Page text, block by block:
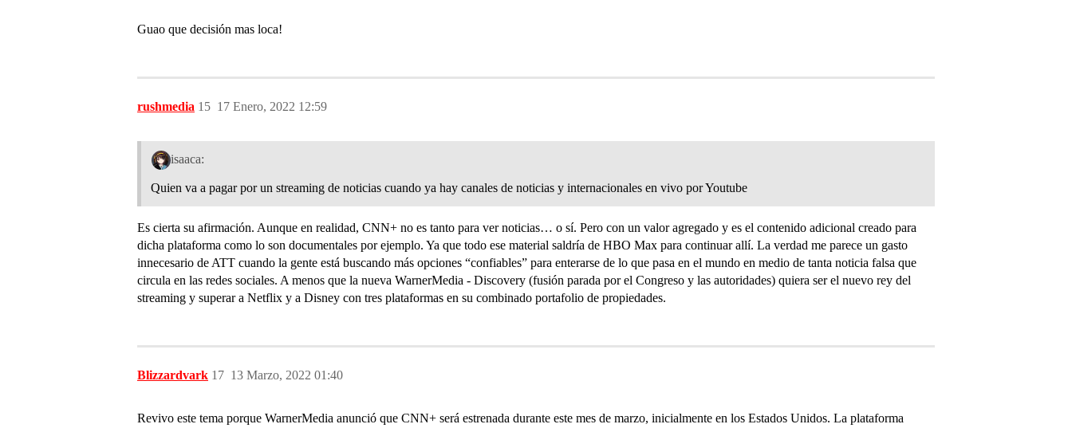
Guao que decisión mas loca!
rushmedia 17 Enero, 2022 12:59
15
isaaca:
Quien va a pagar por un streaming de noticias cuando ya hay canales de noticias y internacionales en vivo por Youtube
Es cierta su afirmación. Aunque en realidad, CNN+ no es tanto para ver noticias… o sí. Pero con un valor agregado y es el contenido adicional creado para
dicha plataforma como lo son documentales por ejemplo. Ya que todo ese material saldría de HBO Max para continuar allí. La verdad me parece un gasto
innecesario de ATT cuando la gente está buscando más opciones “confiables” para enterarse de lo que pasa en el mundo en medio de tanta noticia falsa que
circula en las redes sociales. A menos que la nueva WarnerMedia - Discovery (fusión parada por el Congreso y las autoridades) quiera ser el nuevo rey del
streaming y superar a Netflix y a Disney con tres plataformas en su combinado portafolio de propiedades.
Blizzardvark 13 Marzo, 2022 01:40
17
Revivo este tema porque WarnerMedia anunció que CNN+ será estrenada durante este mes de marzo, inicialmente en los Estados Unidos. La plataforma